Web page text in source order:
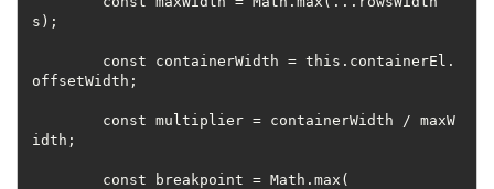
s);
offsetWidth;
idth;
        const breakpoint = Math.max(